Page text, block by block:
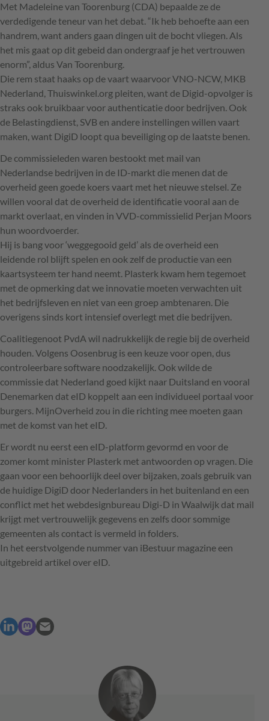
Met Madeleine van Toorenburg (CDA) bepaalde ze de
verdedigende teneur van het debat. “Ik heb behoefte aan een
handrem, want anders gaan dingen uit de bocht vliegen. Als
het mis gaat op dit gebeid dan ondergraaf je het vertrouwen
enorm”, aldus Van Toorenburg.
Die rem staat haaks op de vaart waarvoorVNO-NCW, MKB
Nederland, Thuiswinkel.org pleiten, want de Digid-opvolger is
straks ook bruikbaar voor authenticatie door bedrijven. Ook
de Belastingdienst, SVB en andere instellingen willen vaart
maken, want DigiD loopt qua beveiliging op de laatste benen.
De commissieleden waren bestookt met mail van
Nederlandse bedrijven in de ID-markt die menen dat de
overheid geen goede koers vaart met het nieuwe stelsel. Ze
willen vooral dat de overheid de identificatie vooral aan de
markt overlaat, en vinden in VVD-commissielid Perjan Moors
hun woordvoerder.
Hij is bang voor ‘weggegooid geld’ als de overheid een
leidende rol blijft spelen en ook zelf de productie van een
kaartsysteem ter hand neemt. Plasterk kwam hem tegemoet
met de opmerking dat we innovatie moeten verwachten uit
het bedrijfsleven en niet van een groep ambtenaren. Die
overigens sinds kort intensief overlegt met die bedrijven.
Coalitiegenoot PvdA wil nadrukkelijk de regie bij de overheid
houden. Volgens Oosenbrug is een keuze voor open, dus
controleerbare software noodzakelijk. Ook wilde de
commissie dat Nederland goed kijkt naar Duitsland en vooral
Denemarken dat eID koppelt aan een individueel portaal voor
burgers. MijnOverheid zou in die richting mee moeten gaan
met de komst van het eID.
Er wordt nu eerst een eID-platform gevormd en voor de
zomer komt minister Plasterk met antwoorden op vragen. Die
gaan voor een behoorlijk deel over bijzaken, zoals gebruik van
de huidige DigiD door Nederlanders in het buitenland en een
conflict met het webdesignbureau Digi-D in Waalwijk dat mail
krijgt met vertrouwelijk gegevens en zelfs door sommige
gemeenten als contact is vermeld in folders.
In het eerstvolgende nummer van iBestuur magazine een
uitgebreid artikel over eID.